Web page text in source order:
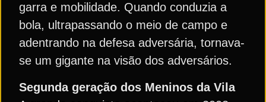
garra e mobilidade. Quando conduzia a
bola, ultrapassando o meio de campo e
adentrando na defesa adversária, tornava-
se um gigante na visão dos adversários.
Segunda geração dos Meninos da Vila